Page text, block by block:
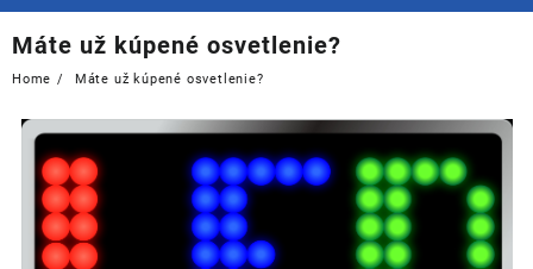
Máte už kúpené osvetlenie?
Home Máte už kúpené osvetlenie?